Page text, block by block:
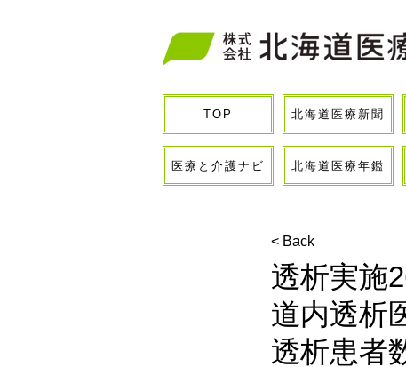
TOP 北海道医療新聞
医療と介護ナビ 北海道医療年鑑
< Back
透析実施
道内透析
透析患者